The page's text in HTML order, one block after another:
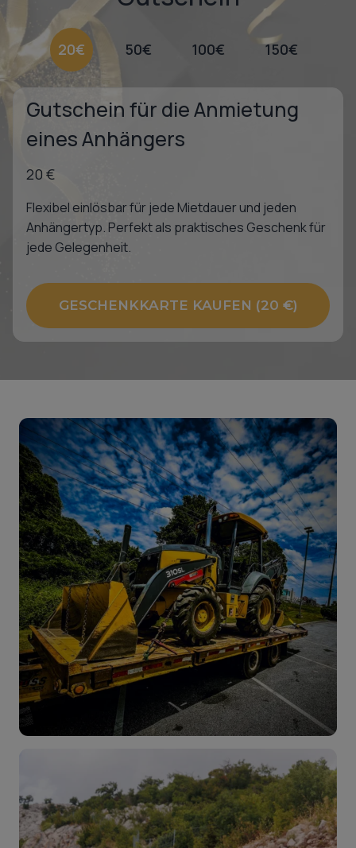
20€ 50€ 100€ 150€
Gutschein für die Anmietung
eines Anhängers
20 €
Flexibel einlösbar für jede Mietdauer und jeden
Anhängertyp. Perfekt als praktisches Geschenk für
jede Gelegenheit.
GESCHENKKARTE KAUFEN (20 €)